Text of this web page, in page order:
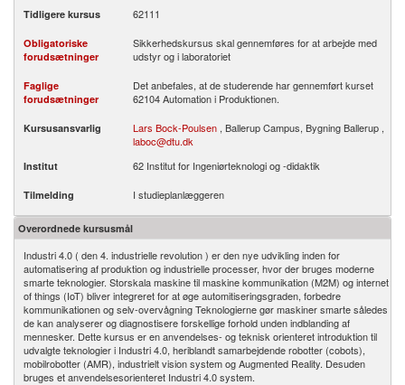
Tidligere kursus 62111
Obligatoriske
forudsætninger
Sikkerhedskursus skal gennemføres for at arbejde med
udstyr og i laboratoriet
Faglige
forudsætninger
Det anbefales, at de studerende har gennemført kurset
62104 Automation i Produktionen.
Kursusansvarlig Lars Bock-Poulsen , Ballerup Campus, Bygning Ballerup ,
laboc@dtu.dk
Institut 62 Institut for Ingeniørteknologi og -didaktik
Tilmelding I studieplanlæggeren
Overordnede kursusmål
Industri 4.0 ( den 4. industrielle revolution ) er den nye udvikling inden for
automatisering af produktion og industrielle processer, hvor der bruges moderne
smarte teknologier. Storskala maskine til maskine kommunikation (M2M) og internet
of things (IoT) bliver integreret for at øge automitiseringsgraden, forbedre
kommunikationen og selv-overvågning Teknologierne gør maskiner smarte således
de kan analyserer og diagnostisere forskellige forhold unden indblanding af
mennesker. Dette kursus er en anvendelses- og teknisk orienteret introduktion til
udvalgte teknologier i Industri 4.0, heriblandt samarbejdende robotter (cobots),
mobilrobotter (AMR), industrielt vision system og Augmented Reality. Desuden
bruges et anvendelsesorienteret Industri 4.0 system.